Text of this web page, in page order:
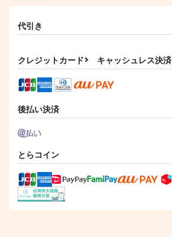
代引き
クレジットカード キャッシュレス決済
後払い決済
とらコイン